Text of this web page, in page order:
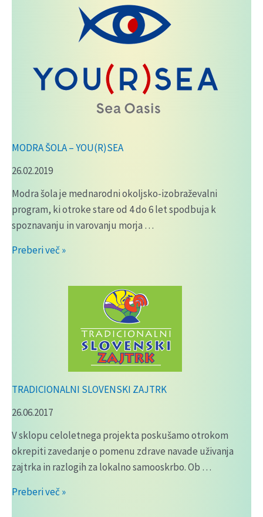
MODRA ŠOLA – YOU(R)SEA
26.02.2019
Modra šola je mednarodni okoljsko-izobraževalni
program, ki otroke stare od 4 do 6 let spodbuja k
spoznavanju in varovanju morja …
MODRA
Preberi več »
TRADICIONALNI SLOVENSKI ZAJTRK
26.06.2017
V sklopu celoletnega projekta poskušamo otrokom
okrepiti zavedanje o pomenu zdrave navade uživanja
zajtrka in razlogih za lokalno samooskrbo. Ob …
TRADICIONALNI
Preberi več »